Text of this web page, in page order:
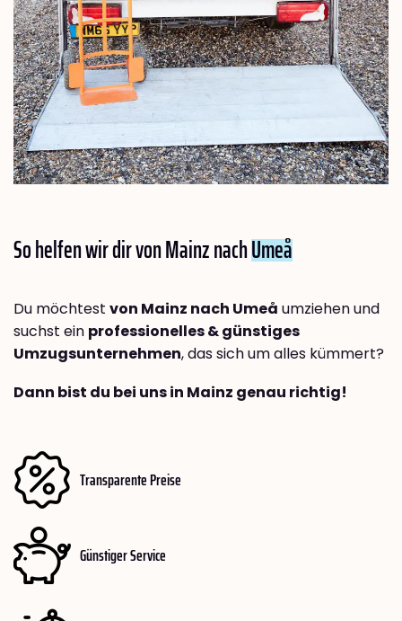
So helfen wir dir von Mainz nachUmeå
Du möchtest von Mainz nach Umeå umziehen und
suchst ein professionelles & günstiges
Umzugsunternehmen, das sich um alles kümmert?
Dann bist du bei uns in Mainz genau richtig!
Transparente Preise
Günstiger Service